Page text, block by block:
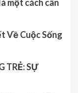
một cách cân
Về Cuộc Sống
TRẺ: SỰ